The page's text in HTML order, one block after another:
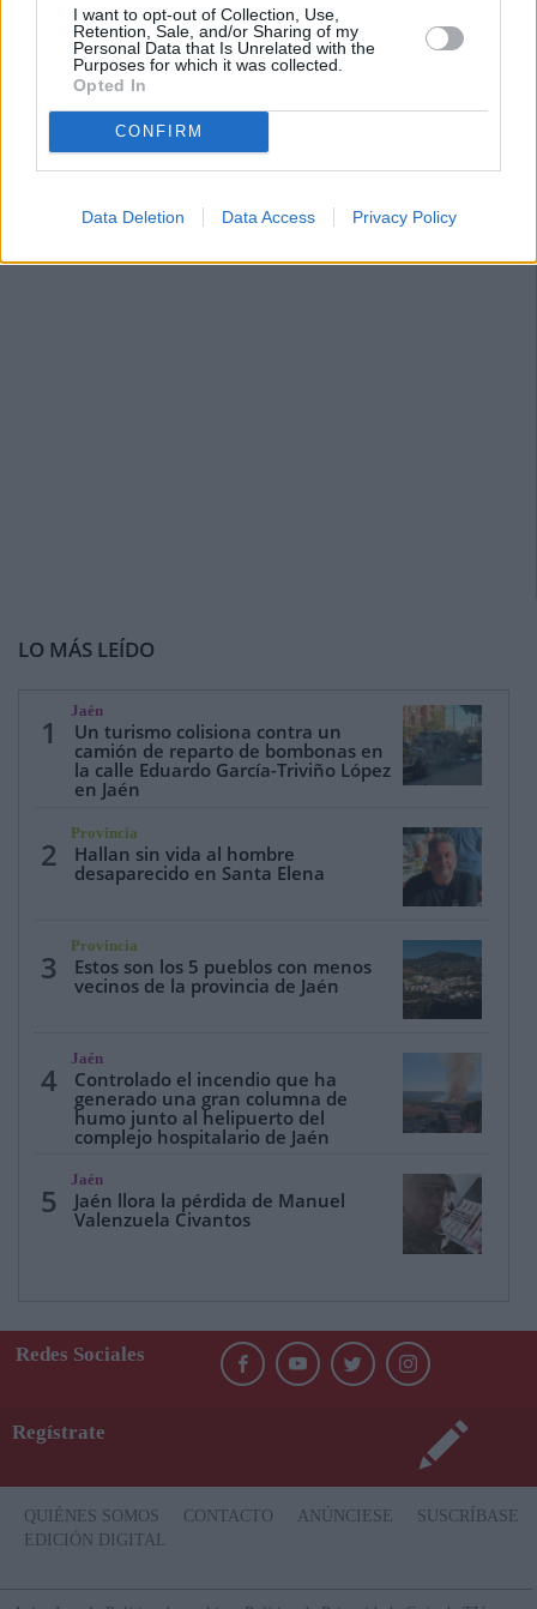
I want to opt-out of Collection, Use,
Retention, Sale, and/or Sharing of my
Personal Data that Is Unrelated with the
Purposes for which it was collected.
Opted In
CONFIRM
Data Deletion Data Access Privacy Policy
LO MÁS LEÍDO
1
Jaén
Un turismo colisiona contra un
camión de reparto de bombonas en
la calle Eduardo García-Triviño López
en Jaén
2
Provincia
Hallan sin vida al hombre
desaparecido en Santa Elena
3
Provincia
Estos son los 5 pueblos con menos
vecinos de la provincia de Jaén
4
Jaén
Controlado el incendio que ha
generado una gran columna de
humo junto al helipuerto del
complejo hospitalario de Jaén
5
Jaén
Jaén llora la pérdida de Manuel
Valenzuela Civantos
Redes Sociales
Regístrate
QUIÉNES SOMOS CONTACTO ANÚNCIESE
SUSCRÍBASE
EDICIÓN DIGITAL